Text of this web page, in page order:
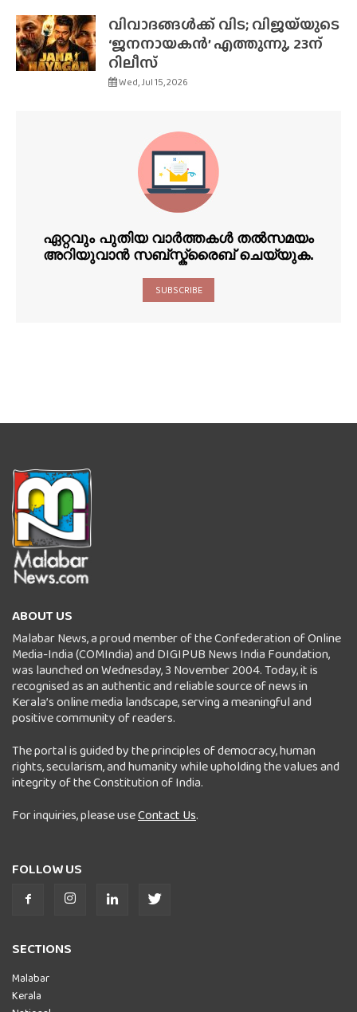
വിവാദങ്ങൾക്ക് വിട; വിജയ്‌യുടെ
‘ജനനായകൻ’ എത്തുന്നു, 23ന്
റിലീസ്
Wed, Jul 15, 2026
ഏറ്റവും പുതിയ വാർത്തകൾ തൽസമയം
അറിയുവാൻ സബ്സ്ക്രൈബ് ചെയ്യുക.
SUBSCRIBE
ABOUT US
Malabar News, a proud member of the Confederation of Online
Media-India (COMIndia) and DIGIPUB News India Foundation,
was launched on Wednesday, 3 November 2004. Today, it is
recognised as an authentic and reliable source of news in
Kerala’s online media landscape, serving a meaningful and
positive community of readers.
The portal is guided by the principles of democracy, human
rights, secularism, and humanity while upholding the values and
integrity of the Constitution of India.
For inquiries, please useContact Us.
FOLLOW US
SECTIONS
Malabar
Kerala